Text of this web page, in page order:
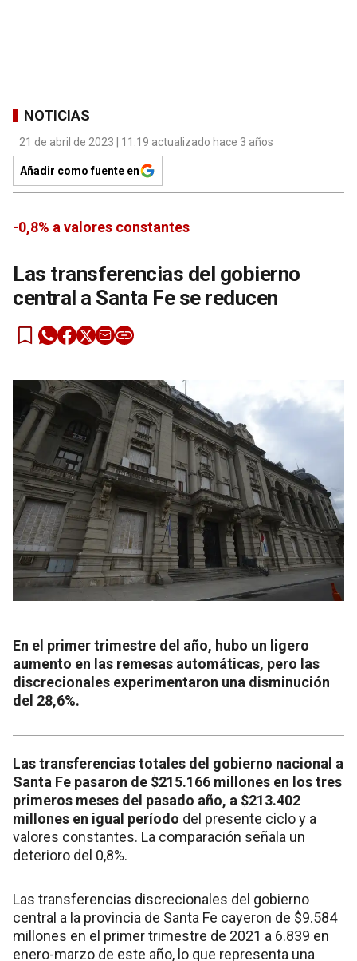
NOTICIAS
21 de abril de 2023 | 11:19 actualizado hace 3 años
Añadir como fuente en
-0,8% a valores constantes
Las transferencias del gobierno
central a Santa Fe se reducen
En el primer trimestre del año, hubo un ligero
aumento en las remesas automáticas, pero las
discrecionales experimentaron una disminución
del 28,6%.
Las transferencias totales del gobierno nacional a
Santa Fe pasaron de $215.166 millones en los tres
primeros meses del pasado año, a $213.402
millones en igual período del presente ciclo y a
valores constantes. La comparación señala un
deterioro del 0,8%.
Las transferencias discrecionales del gobierno
central a la provincia de Santa Fe cayeron de $9.584
millones en el primer trimestre de 2021 a 6.839 en
enero-marzo de este año, lo que representa una